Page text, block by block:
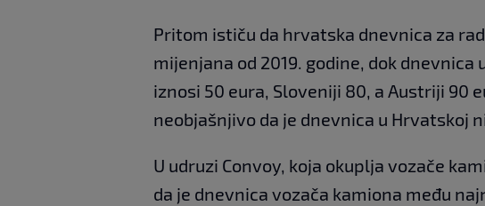
Pritom ističu da hrvatska dnevnica za
mijenjana od 2019. godine, dok dnevnica
iznosi 50 eura, Sloveniji 80, a Austriji 90
neobjašnjivo da je dnevnica u Hrvatskoj
U udruzi Convoy, koja okuplja vozače
da je dnevnica vozača kamiona među